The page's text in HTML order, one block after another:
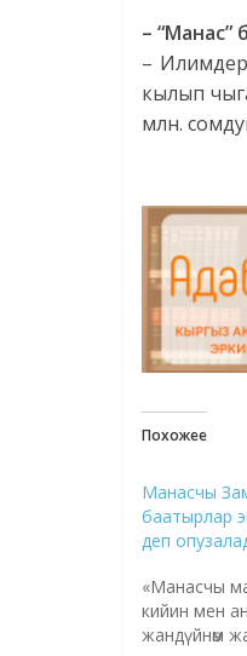
–
–
кылып
млн.
Похожее
Манасчы
баатырлар
деп
«Манасчы
кийин мен
жандүйнөм